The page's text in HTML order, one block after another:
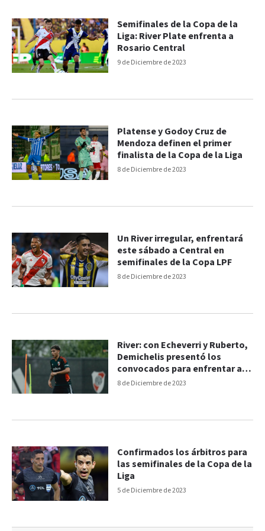
9 de Diciembre de 2023
Semifinales de la Copa de la
Liga: River Plate enfrenta a
Rosario Central
8 de Diciembre de 2023
Platense y Godoy Cruz de
Mendoza definen el primer
finalista de la Copa de la Liga
8 de Diciembre de 2023
Un River irregular, enfrentará
este sábado a Central en
semifinales de la Copa LPF
8 de Diciembre de 2023
River: con Echeverri y Ruberto,
Demichelis presentó los
convocados para enfrentar a
Central
5 de Diciembre de 2023
Confirmados los árbitros para
las semifinales de la Copa de la
Liga